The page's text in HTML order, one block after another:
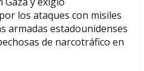
los ataques con misiles
armadas estadounidenses
de narcotráfico en